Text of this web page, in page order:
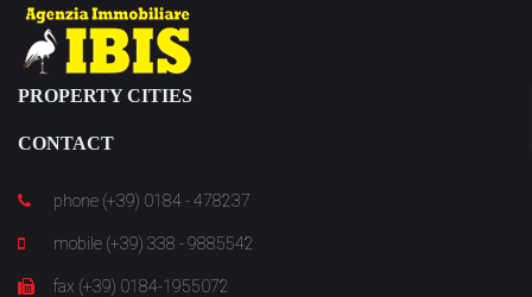
PROPERTY CITIES
CONTACT
phone (+39) 0184 - 478237
mobile (+39) 338 - 9885542
fax (+39) 0184-1955072